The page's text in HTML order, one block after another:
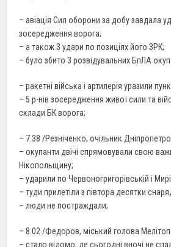
– авіація Сил оборони за добу завдала
зосередження ворога;
– а також 3 удари по позиціях його ЗРК;
– було збито 3 розвідувальних БпЛА
– ракетні війська і артилерія уразили
– 5 р-нів зосередження живої сили та
склади БК ворога;
– 7.38 /Резніченко, очільник
– окупанти двічі спрямовували свою
Нікопольщину;
– ударили по Червоногригорівській і
– туди прилетіли з півтора десятки
– люди не постраждали;
– 8.02 /Федоров, міський голова
– стало відомо, де сьогодні вночі не